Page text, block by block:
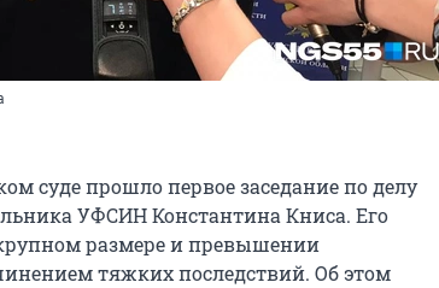
суде прошло первое заседание по делу
УФСИН Константина Книса. Его
размере и превышении
тяжких последствий. Об этом